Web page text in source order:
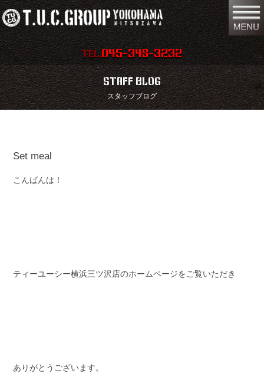
TEL.045-348-3232
在庫車両情報 店舗情報
保証内容 地図
スタッフ紹介
特別作業
STAFF BLOG
スタッフブログ
Set meal
こんばんは！
ティーユーシー横浜三ツ沢店のホームページをご覧いただき
ありがとうございます。